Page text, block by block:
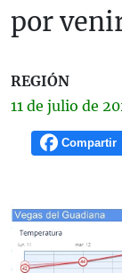
por
REGIÓN
11 de julio de
Compartir